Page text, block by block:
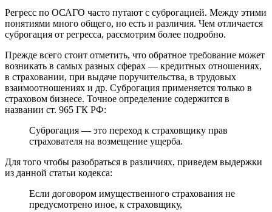
Регресс по ОСАГО часто путают с суброгацией. Между этими
понятиями много общего, но есть и различия. Чем отличается
суброгация от регресса, рассмотрим более подробно.
Прежде всего стоит отметить, что обратное требование может
возникать в самых разных сферах — кредитных отношениях,
в страховании, при выдаче поручительства, в трудовых
взаимоотношениях и др. Суброгация применяется только в
страховом бизнесе. Точное определение содержится в
названии ст. 965 ГК РФ:
Суброгация — это переход к страховщику прав
страхователя на возмещение ущерба.
Для того чтобы разобраться в различиях, приведем выдержки
из данной статьи кодекса:
Если договором имущественного страхования не
предусмотрено иное, к страховщику,